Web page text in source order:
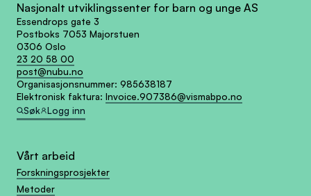
Nasjonalt utviklingssenter for barn og unge AS
Essendrops gate 3
Postboks 7053 Majorstuen
0306 Oslo
23 20 58 00
post@nubu.no
Organisasjonsnummer: 985638187
Elektronisk faktura: Invoice.907386@vismabpo.no
Søk
Logg inn
Vårt arbeid
Forskningsprosjekter
Metoder